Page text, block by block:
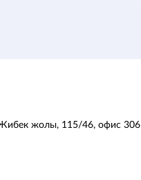
Жибек жолы, 115/46, офис 306